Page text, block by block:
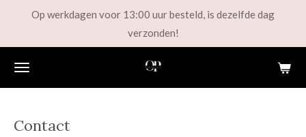
de
hoofdinhoud
Op werkdagen voor 13:00 uur besteld, is dezelfde dag
verzonden!
Contact